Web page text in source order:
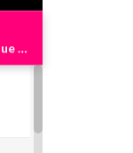
Sentencian a depravado sexual que abusó de tres niños en Westchester